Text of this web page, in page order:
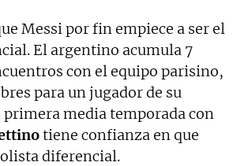
Messi por fin empiece a ser el
El argentino acumula 7
con el equipo parisino,
para un jugador de su
primera media temporada con
tiene confianza en que
diferencial.